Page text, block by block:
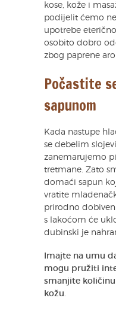
kose, kože i
podijelit ćemo
upotrebe
osobito dobro
zbog paprene
Počastite
sapunom
Kada nastupe
se debelim
zanemarujemo
tretmane. Zato
domaći sapun
vratite
prirodno
s lakoćom će
dubinski je
Imajte na umu
mogu pružiti
smanjite
kožu